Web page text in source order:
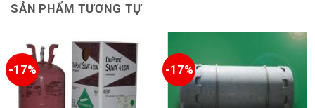
SẢN PHẨM TƯƠNG TỰ
-17% -17%